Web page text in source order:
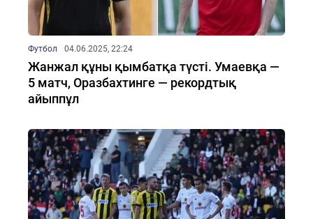
Футбол 04.06.2025, 22:24
Жанжал құны қымбатқа түсті. Умаевқа —
5 матч, Оразбахтинге — рекордтық
айыппұл